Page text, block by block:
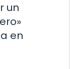
un
en